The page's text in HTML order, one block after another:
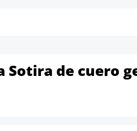
Sotira de cuero